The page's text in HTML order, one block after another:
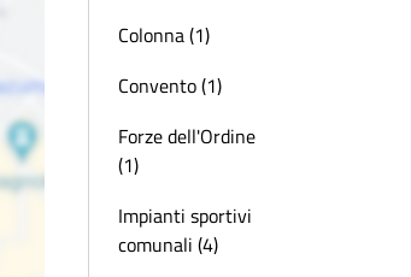
Colonna (1)
Convento (1)
Forze dell'Ordine
(1)
Impianti sportivi
comunali (4)